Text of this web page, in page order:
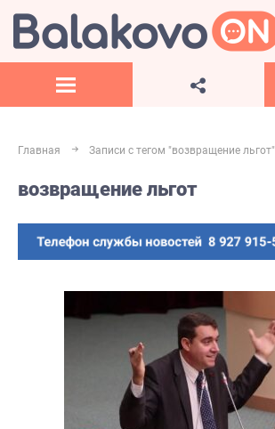
Главная Записи с тегом "возвращение льгот"
возвращение льгот